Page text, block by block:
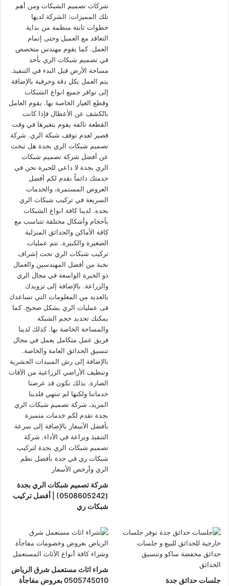
شركة تصميم شبكات الري بجدة
(0508605242) | أفضل تركيب
شبكات ري
جلسات حدائق جدة
شراء اثاث مستعمل شرق الرياض
0505745010 بعروض مفاجأة